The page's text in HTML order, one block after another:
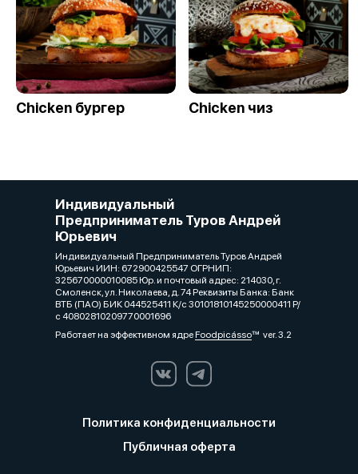
Chicken бургер Chicken чиз
Индивидуальный
Предприниматель Туров Андрей
Юрьевич
Индивидуальный Предприниматель Туров Андрей
Юрьевич ИИН: 672900425547 ОГРНИП:
325670000010085 Юр. и почтовый адрес: 214030, г.
Смоленск, ул. Николаева, д. 74 Реквизиты Банка: Банк
ВТБ (ПАО) БИК 044525411 К/с 30101810145250000411 Р/
с 40802810209770001696
Работает на эффективном ядреFoodpicássover. 3.2
Политика конфиденциальности
Публичная оферта